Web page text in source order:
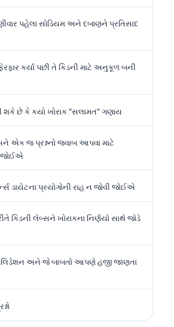
પહેલા સોડિયમ અને દબાણને પ્રતિસાદ
કર્યા પછી તે કિડની માટે અનુકૂળ બની
છે કે કયો ખોરાક “સલામત” ગણાય
એક જ પ્રશ્નનો જવાબ આપવા માટે
જોઈએ
ડાયેટના પ્રયોગોની રાહ ન જોવી જોઈએ
કિડની લેબ્સને ખોરાકના નિર્ણયો સાથે જોડે
અને જે બાબતો આપણે હજી જાણતા